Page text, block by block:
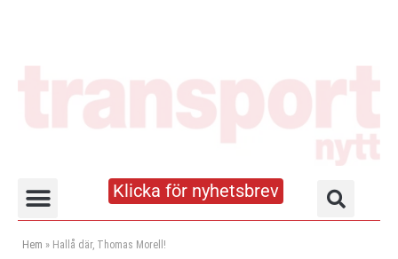
Klicka för nyhetsbrev
Hem » Hallå där, Thomas Morell!